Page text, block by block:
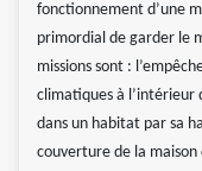
fonctionnement d’une
primordial de garder le
missions sont :
climatiques à l’intérieur
dans un habitat par sa
couverture de la